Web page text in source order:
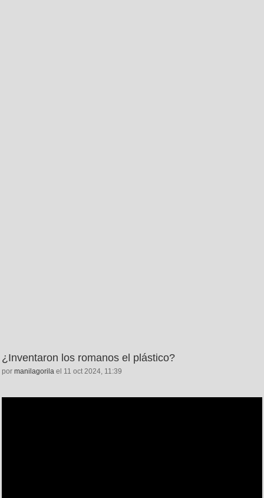
¿Inventaron los romanos el plástico?
por manilagorila el 11 oct 2024, 11:39